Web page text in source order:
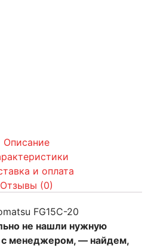
Описание
и оплата
Отзывы (0)
FG15C-20
не нашли нужную
с менеджером, — найдем,